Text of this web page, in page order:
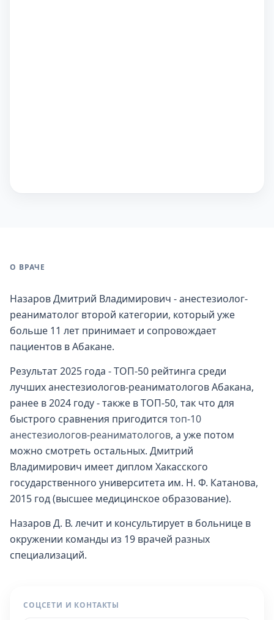
О ВРАЧЕ
Назаров Дмитрий Владимирович - анестезиолог-
реаниматолог второй категории, который уже
больше 11 лет принимает и сопровождает
пациентов в Абакане.
Результат 2025 года - ТОП-50 рейтинга среди
лучших анестезиологов-реаниматологов Абакана,
ранее в 2024 году - также в ТОП-50, так что для
быстрого сравнения пригодится топ-10
анестезиологов-реаниматологов, а уже потом
можно смотреть остальных. Дмитрий
Владимирович имеет диплом Хакасского
государственного университета им. Н. Ф. Катанова,
2015 год (высшее медицинское образование).
Назаров Д. В. лечит и консультирует в больнице в
окружении команды из 19 врачей разных
специализаций.
СОЦСЕТИ И КОНТАКТЫ